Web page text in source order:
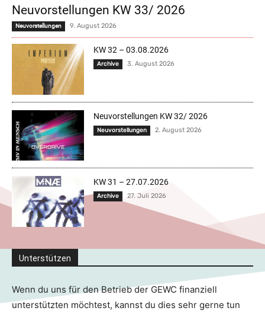
Neuvorstellungen KW 33/ 2026
Neuvorstellungen 9. August 2026
KW 32 – 03.08.2026
Archive 3. August 2026
Neuvorstellungen KW 32/ 2026
Neuvorstellungen 2. August 2026
KW 31 – 27.07.2026
Archive 27. Juli 2026
Unterstützen
Wenn du uns für den Betrieb der GEWC finanziell
unterstützten möchtest, kannst du dies sehr gerne tun